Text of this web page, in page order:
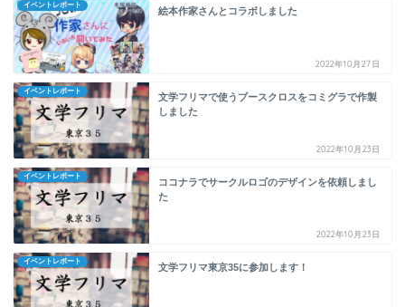
イベントレポート
絵本作家さんとコラボしました
2022年10月27日
イベントレポート
文学フリマで使うブースクロスをコミグラで作製
しました
2022年10月23日
イベントレポート
ココナラでサークルロゴのデザインを依頼しまし
た
2022年10月23日
イベントレポート
文学フリマ東京35に参加します！